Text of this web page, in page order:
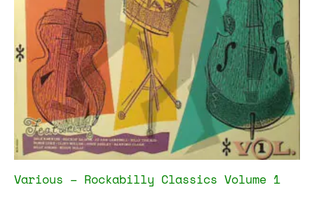
Various – Rockabilly Classics Volume 1